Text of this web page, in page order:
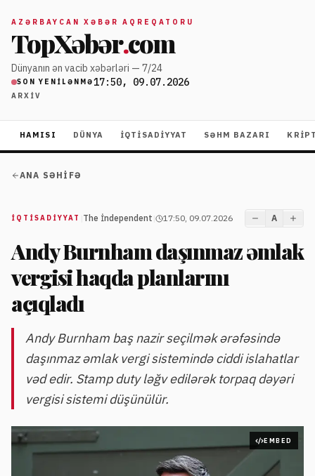
AZƏRBAYCAN XƏBƏR AQREQATORU
TopXəbər.com
Dünyanın ən vacib xəbərləri — 7/24
SON YENILƏNMƏ17:50, 09.07.2026
ARXIV
HAMISI DÜNYA İQTISADIYYAT SƏHM BAZARI
ANA SƏHIFƏ
İQTISADIYYAT The İndependent 17:50, 09.07.2026 A
Andy Burnham daşınmaz əmlak
vergisi haqda planlarını
açıqladı
Andy Burnham baş nazir seçilmək ərəfəsində
daşınmaz əmlak vergi sistemində ciddi islahatlar
vəd edir. Stamp duty ləğv edilərək torpaq dəyəri
vergisi sistemi düşünülür.
EMBED